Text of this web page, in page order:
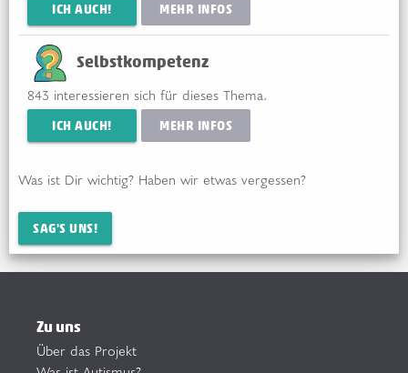
ICH AUCH! MEHR INFOS
Selbstkompetenz
843 interessieren sich für dieses Thema.
ICH AUCH! MEHR INFOS
Was ist Dir wichtig? Haben wir etwas vergessen?
SAG'S UNS!
Zu uns
Über das Projekt